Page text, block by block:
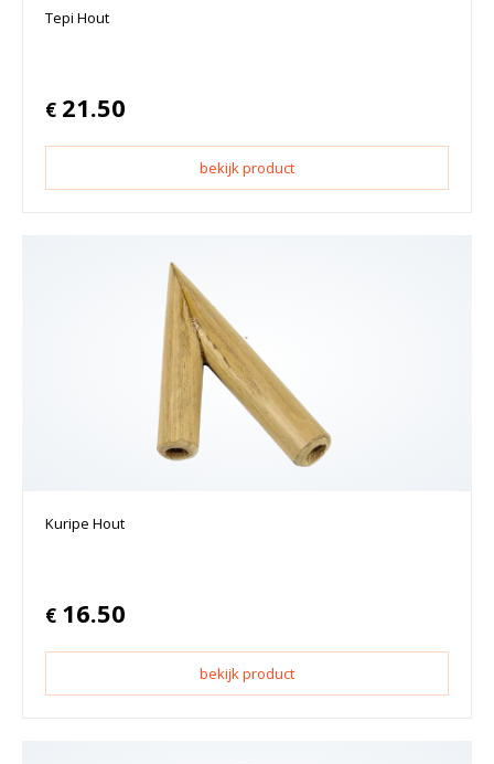
Tepi Hout
€ 21.50
bekijk product
Kuripe Hout
€ 16.50
bekijk product